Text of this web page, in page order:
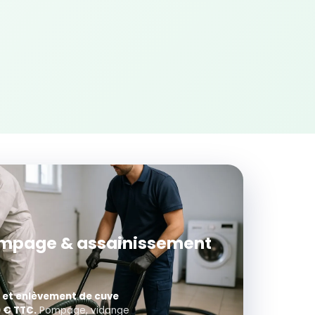
& assainissement
enlèvement de cuve
TTC.Pompage, vidange